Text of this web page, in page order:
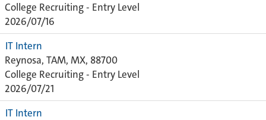
College Recruiting - Entry Level
2026/07/16
IT Intern
Reynosa, TAM, MX, 88700
College Recruiting - Entry Level
2026/07/21
IT Intern